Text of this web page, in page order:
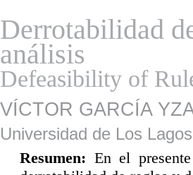
Derrotabilidad
análisis
Defeasibility of
VÍCTOR GARCÍA
Universidad de Los
Resumen: En el